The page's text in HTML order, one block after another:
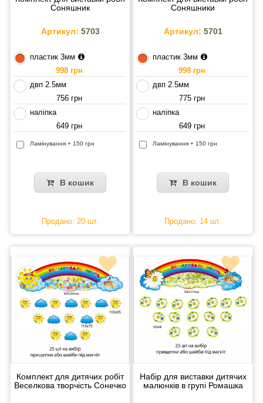
Соняшник
Артикул: 5703
пластик 3мм
998 грн
двп 2.5мм
756 грн
наліпка
649 грн
Ламінування + 150 грн
В кошик
Продано: 20 шт.
Соняшники
Артикул: 5701
пластик 3мм
998 грн
двп 2.5мм
775 грн
наліпка
649 грн
Ламінування + 150 грн
В кошик
Продано: 14 шт.
Комплект для дитячих робіт
Веселкова творчість Сонечко
Набір для виставки дитячих
малюнків в групі Ромашка